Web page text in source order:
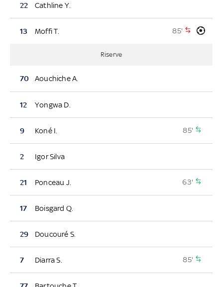
22 Cathline Y.
13 Moffi T. 85'
Riserve
70 Aouchiche A.
12 Yongwa D.
9 Koné I. 85'
2 Igor Silva
21 Ponceau J. 63'
17 Boisgard Q.
29 Doucouré S.
7 Diarra S. 85'